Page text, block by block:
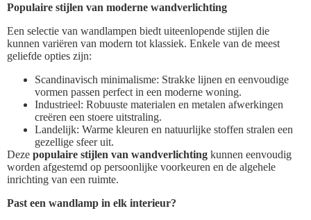
Populaire stijlen van moderne wandverlichting
Een selectie van wandlampen biedt uiteenlopende stijlen die
kunnen variëren van modern tot klassiek. Enkele van de meest
geliefde opties zijn:
Scandinavisch minimalisme: Strakke lijnen en eenvoudige
vormen passen perfect in een moderne woning.
Industrieel: Robuuste materialen en metalen afwerkingen
creëren een stoere uitstraling.
Landelijk: Warme kleuren en natuurlijke stoffen stralen een
gezellige sfeer uit.
Deze populaire stijlen van wandverlichting kunnen eenvoudig
worden afgestemd op persoonlijke voorkeuren en de algehele
inrichting van een ruimte.
Past een wandlamp in elk interieur?